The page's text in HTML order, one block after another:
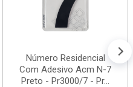
Número Residencial
Com Adesivo Acm N-7
Preto - Pr3000/7 - Pr...